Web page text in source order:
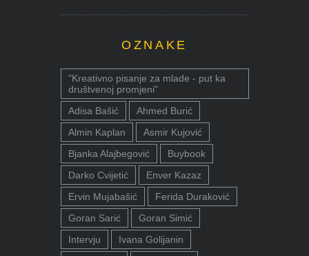
OZNAKE
"Kreativno pisanje za mlade - put ka
društvenoj promjeni"
Adisa Bašić
Ahmed Burić
Almin Kaplan
Asmir Kujović
Bjanka Alajbegović
Buybook
Darko Cvijetić
Enver Kazaz
Ervin Mujabašić
Ferida Duraković
Goran Sarić
Goran Simić
Intervju
Ivana Golijanin